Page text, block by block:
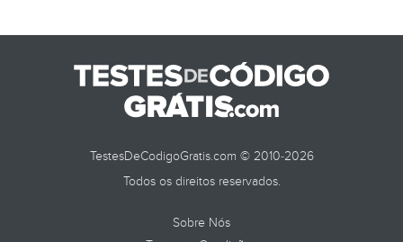
TestesDeCodigoGratis.com © 2010-2026
Todos os direitos reservados.
Sobre Nós